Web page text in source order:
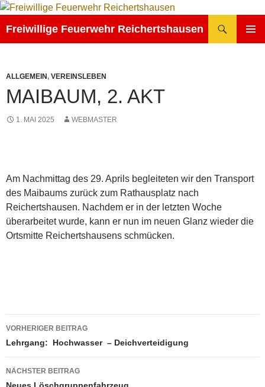
Zum
springen
Freiwillige Feuerwehr Reichertshausen
ALLGEMEIN, VEREINSLEBEN
MAIBAUM, 2. AKT
1. MAI 2025 WEBMASTER
Am Nachmittag des 29. Aprils begleiteten wir den Transport
des Maibaums zurück zum Rathausplatz nach
Reichertshausen. Nachdem er in der letzten Woche
überarbeitet wurde, kann er nun im neuen Glanz wieder die
Ortsmitte Reichertshausens schmücken.
Beitragsnavigation
VORHERIGER BEITRAG
Lehrgang: Hochwasser – Deichverteidigung
NÄCHSTER BEITRAG
Neues Löschgruppenfahrzeug